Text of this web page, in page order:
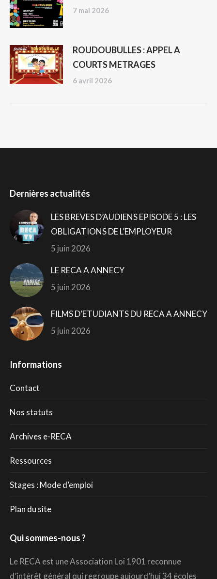
7 mai 2026
ROUDOUBULLES : APPEL A
COURTS METRAGES
6 avril 2026
Dernières actualités
LES BREVES D’AUDIENS EPISODE 5 : LES
OBLIGATIONS DE L’EMPLOYEUR
5 juin 2026
LE RECA A ANNECY
5 juin 2026
FILMS D’ETUDIANTS DU RECA A ANNECY
5 juin 2026
Informations
Contact
Nos statuts
Archives e-RECA
Ressources
Stages : Mode d’emploi
Plan du site
Qui sommes-nous ?
Le RECA est une Association Loi 1901 reconnue
d’intérêt général qui regroupe aujourd’hui 34 écoles